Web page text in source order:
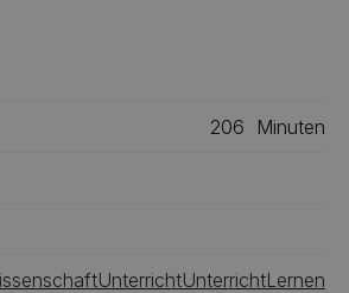
ganze Lexikon-Artikel merken zu
er bei der Quiz-Sendung
einer EWP (Erwachsen-Werden-
auf. Eine einzigartige
Sein.
206 Minuten
UnterrichtUnterrichtLernen